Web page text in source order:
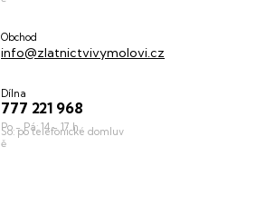
Obchod
info@zlatnictvivymolovi.cz
Dílna
777 221 968